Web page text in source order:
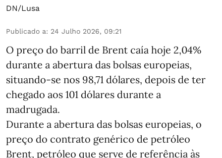
DN/Lusa
Publicado a: 24 Julho 2026, 09:21
O preço do barril de Brent caía hoje 2,04%
durante a abertura das bolsas europeias,
situando-se nos 98,71 dólares, depois de ter
chegado aos 101 dólares durante a
madrugada.
Durante a abertura das bolsas europeias, o
preço do contrato genérico de petróleo
Brent, petróleo que serve de referência às